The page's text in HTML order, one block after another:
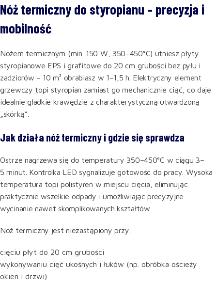
Nóż termiczny do styropianu – precyzja i
mobilność
Nożem termicznym (min. 150 W, 350–450°C) utniesz płyty
styropianowe EPS i grafitowe do 20 cm grubości bez pyłu i
zadziorów – 10 m² obrabiasz w 1–1,5 h. Elektryczny element
grzewczy topi styropian zamiast go mechanicznie ciąć, co daje
idealnie gładkie krawędzie z charakterystyczną utwardzoną
„skórką”.
Jak działa nóż termiczny i gdzie się sprawdza
Ostrze nagrzewa się do temperatury 350–450°C w ciągu 3–
5 minut. Kontrolka LED sygnalizuje gotowość do pracy. Wysoka
temperatura topi polistyren w miejscu cięcia, eliminując
praktycznie wszelkie odpady i umożliwiając precyzyjne
wycinanie nawet skomplikowanych kształtów.
Nóż termiczny jest niezastąpiony przy:
cięciu płyt do 20 cm grubości
wykonywaniu cięć ukośnych i łuków (np. obróbka ościeży
okien i drzwi)